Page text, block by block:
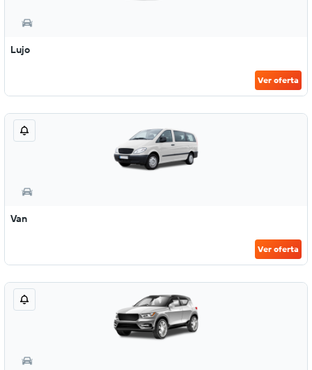
Lujo
Ver oferta
Van
Ver oferta